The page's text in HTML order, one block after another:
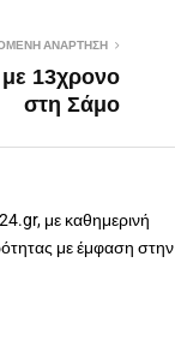
ΑΝΆΡΤΗΣΗ
13χρονο
στη Σάμο
με καθημερινή
με έμφαση στην